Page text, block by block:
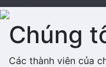
Chúng
Các thành viên của